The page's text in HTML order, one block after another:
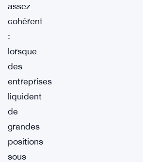
assez
cohérent
:
lorsque
des
entreprises
liquident
de
grandes
positions
sous